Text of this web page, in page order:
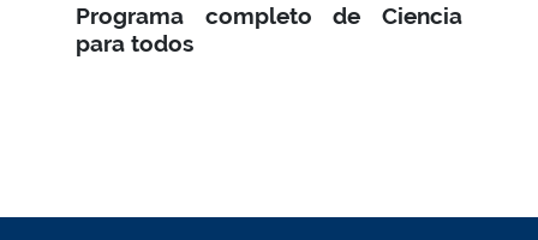
Programa completo de Ciencia
para todos